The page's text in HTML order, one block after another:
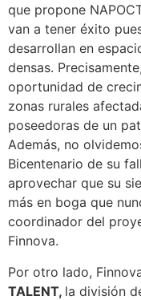
que propone
van a tener éxito
desarrollan en
densas.
oportunidad de
zonas rurales
poseedoras de un
Además, no
Bicentenario de su
aprovechar que su
más en boga que
coordinador del
Finnova.
Por otro lado,
TALENT, la división